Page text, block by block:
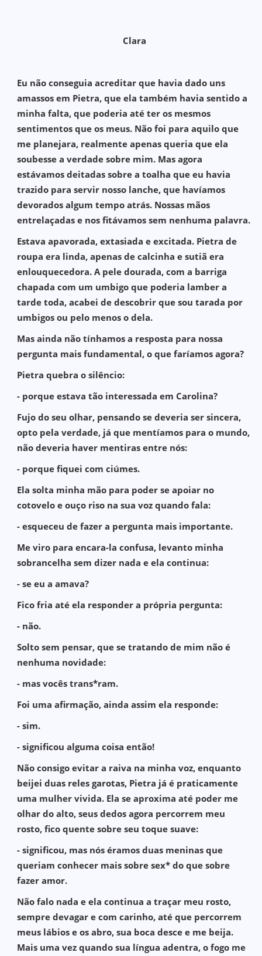
Clara
Eu não conseguia acreditar que havia dado uns
amassos em Pietra, que ela também havia sentido a
minha falta, que poderia até ter os mesmos
sentimentos que os meus. Não foi para aquilo que
me planejara, realmente apenas queria que ela
soubesse a verdade sobre mim. Mas agora
estávamos deitadas sobre a toalha que eu havia
trazido para servir nosso lanche, que havíamos
devorados algum tempo atrás. Nossas mãos
entrelaçadas e nos fitávamos sem nenhuma palavra.
Estava apavorada, extasiada e excitada. Pietra de
roupa era linda, apenas de calcinha e sutiã era
enlouquecedora. A pele dourada, com a barriga
chapada com um umbigo que poderia lamber a
tarde toda, acabei de descobrir que sou tarada por
umbigos ou pelo menos o dela.
Mas ainda não tínhamos a resposta para nossa
pergunta mais fundamental, o que faríamos agora?
Pietra quebra o silêncio:
- porque estava tão interessada em Carolina?
Fujo do seu olhar, pensando se deveria ser sincera,
opto pela verdade, já que mentíamos para o mundo,
não deveria haver mentiras entre nós:
- porque fiquei com ciúmes.
Ela solta minha mão para poder se apoiar no
cotovelo e ouço riso na sua voz quando fala:
- esqueceu de fazer a pergunta mais importante.
Me viro para encara-la confusa, levanto minha
sobrancelha sem dizer nada e ela continua:
- se eu a amava?
Fico fria até ela responder a própria pergunta:
- não.
Solto sem pensar, que se tratando de mim não é
nenhuma novidade:
- mas vocês trans*ram.
Foi uma afirmação, ainda assim ela responde:
- sim.
- significou alguma coisa então!
Não consigo evitar a raiva na minha voz, enquanto
beijei duas reles garotas, Pietra já é praticamente
uma mulher vivida. Ela se aproxima até poder me
olhar do alto, seus dedos agora percorrem meu
rosto, fico quente sobre seu toque suave:
- significou, mas nós éramos duas meninas que
queriam conhecer mais sobre sex* do que sobre
fazer amor.
Não falo nada e ela continua a traçar meu rosto,
sempre devagar e com carinho, até que percorrem
meus lábios e os abro, sua boca desce e me beija.
Mais uma vez quando sua língua adentra, o fogo me